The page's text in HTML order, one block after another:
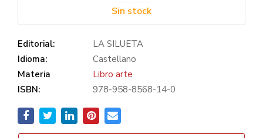
Sin stock
Editorial:
LA SILUETA
Idioma:
Castellano
Materia
Libro arte
ISBN:
978-958-8568-14-0